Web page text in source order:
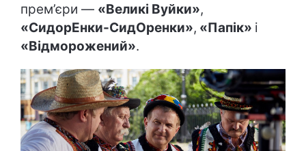
прем’єри — «Великі Вуйки»,
«СидорЕнки-СидОренки», «Папік» і
«Відморожений».